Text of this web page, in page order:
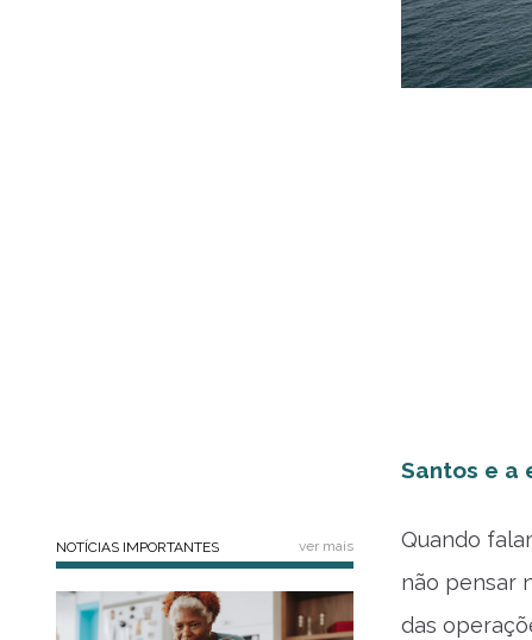
Santos e a
Quando
não pensar
das
NOTÍCIAS IMPORTANTES ver mais